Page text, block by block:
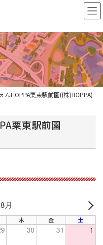
んHOPPA栗東駅前園((株)HOPPA)
栗東駅前園
月
木 金 土
30 31 1